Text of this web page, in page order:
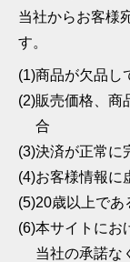
当社からお客様
す。
(1)商品が欠品し
(2)販売価格、商
合
(3)決済が正常に
(4)お客様情報に
(5)20歳以上であ
(6)本サイトにお
当社の承諾な